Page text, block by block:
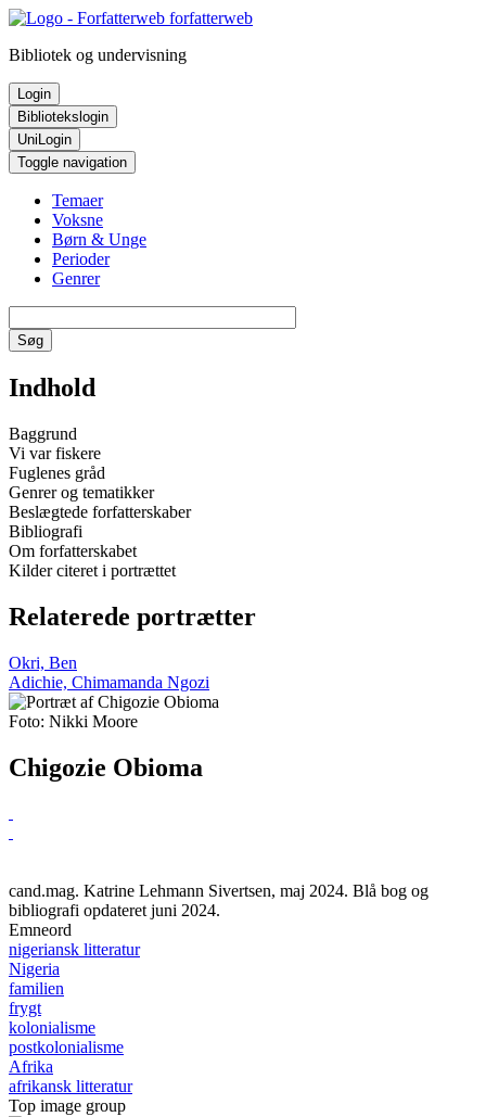
Hop
indhold
forfatterweb
Bibliotek og undervisning
Login
Bibliotekslogin
UniLogin
Toggle navigation
Hovedmenu
Temaer
Voksne
Børn & Unge
Perioder
Genrer
Søg
Indhold
Baggrund
Vi var fiskere
Fuglenes gråd
Genrer og tematikker
Beslægtede forfatterskaber
Bibliografi
Om forfatterskabet
Kilder citeret i portrættet
Relaterede portrætter
Okri, Ben
Adichie, Chimamanda Ngozi
Foto: Nikki Moore
Chigozie Obioma
cand.mag. Katrine Lehmann Sivertsen, maj 2024. Blå bog og
bibliografi opdateret juni 2024.
Emneord
nigeriansk litteratur
Nigeria
familien
frygt
kolonialisme
postkolonialisme
Afrika
afrikansk litteratur
Top image group